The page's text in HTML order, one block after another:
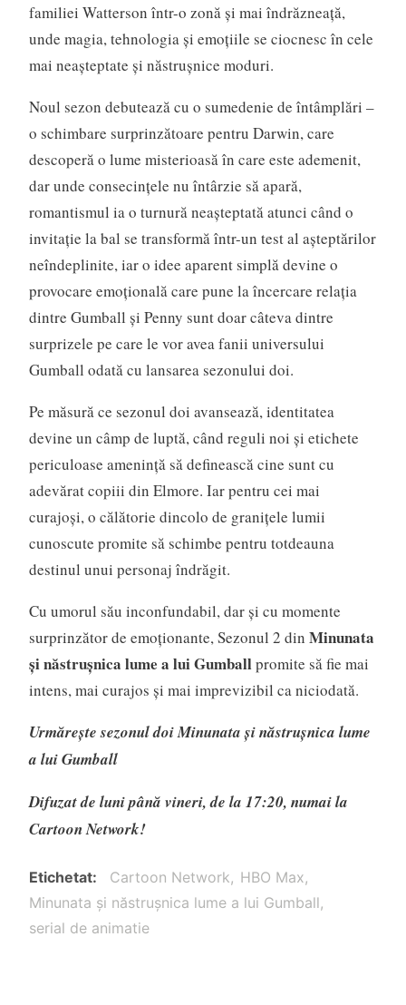
familiei Watterson într-o zonă și mai îndrăzneață,
unde magia, tehnologia și emoțiile se ciocnesc în cele
mai neașteptate și năstrușnice moduri.
Noul sezon debutează cu o sumedenie de întâmplări –
o schimbare surprinzătoare pentru Darwin, care
descoperă o lume misterioasă în care este ademenit,
dar unde consecințele nu întârzie să apară,
romantismul ia o turnură neașteptată atunci când o
invitație la bal se transformă într-un test al așteptărilor
neîndeplinite, iar o idee aparent simplă devine o
provocare emoțională care pune la încercare relația
dintre Gumball și Penny sunt doar câteva dintre
surprizele pe care le vor avea fanii universului
Gumball odată cu lansarea sezonului doi.
Pe măsură ce sezonul doi avansează, identitatea
devine un câmp de luptă, când reguli noi și etichete
periculoase amenință să definească cine sunt cu
adevărat copiii din Elmore. Iar pentru cei mai
curajoși, o călătorie dincolo de granițele lumii
cunoscute promite să schimbe pentru totdeauna
destinul unui personaj îndrăgit.
Cu umorul său inconfundabil, dar și cu momente
surprinzător de emoționante, Sezonul 2 din Minunata
și năstrușnica lume a lui Gumballpromite să fie mai
intens, mai curajos și mai imprevizibil ca niciodată.
Urmărește sezonul doi Minunata și năstrușnica lume
a lui Gumball
Difuzat de luni până vineri, de la 17:20, numai la
Cartoon Network!
Etichetat Cartoon Network
HBO Max
Minunata și năstrușnica lume a lui Gumball
serial de animatie